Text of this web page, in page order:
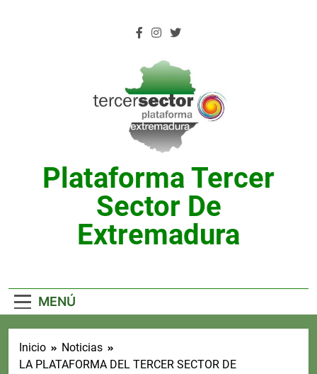
Plataforma Tercer
Sector De
Extremadura
MENÚ
Inicio
Noticias
LA PLATAFORMA DEL TERCER SECTOR DE